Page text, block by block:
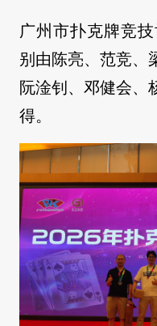
广州市扑克牌竞
别由陈亮、范竞、
阮淦钊、邓健会、
得。